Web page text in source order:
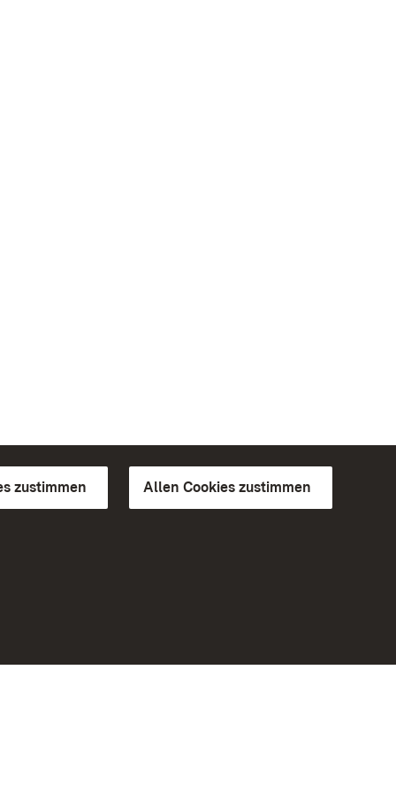
zustimmen Allen Cookies zustimmen